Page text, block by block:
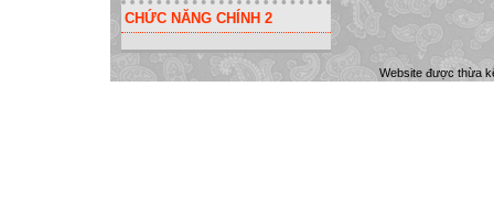
CHỨC NĂNG CHÍNH 2
Website được thừa